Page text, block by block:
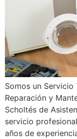
Somos un
Reparación y
Scholtés de
servicio
años de